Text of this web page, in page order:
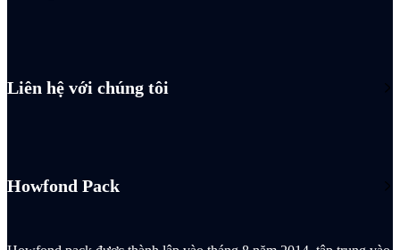
Liên hệ với chúng tôi
Howfond Pack